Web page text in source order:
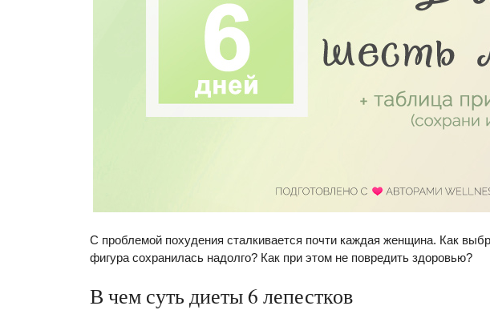
С проблемой похудения сталкивается почти каждая женщина. Как
фигура сохранилась надолго? Как при этом не повредить здоровью?
В чем суть диеты 6 лепестков